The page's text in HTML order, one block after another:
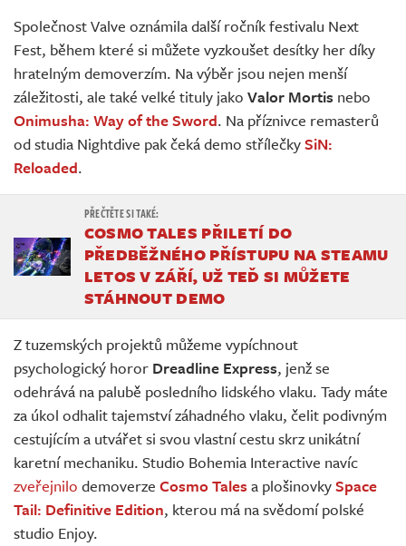
Živě
Společnost Valve oznámila další ročník festivalu Next
Fest, během které si můžete vyzkoušet desítky her díky
hratelným demoverzím. Na výběr jsou nejen menší
záležitosti, ale také velké tituly jako Valor Mortis nebo
Onimusha: Way of the Sword. Na příznivce remasterů
od studia Nightdive pak čeká demo střílečkySiN:
Reloaded.
COSMO TALES PŘILETÍ DO
PŘEDBĚŽNÉHO PŘÍSTUPU NA STEAMU
LETOS V ZÁŘÍ, UŽ TEĎ SI MŮŽETE
STÁHNOUT DEMO
Z tuzemských projektů můžeme vypíchnout
psychologický horor Dreadline Express, jenž se
odehrává na palubě posledního lidského vlaku. Tady máte
za úkol odhalit tajemství záhadného vlaku, čelit podivným
cestujícím a utvářet si svou vlastní cestu skrz unikátní
karetní mechaniku. Studio Bohemia Interactive navíc
zveřejnilo demoverze Cosmo Tales a plošinovkySpace
Tail: Definitive Edition, kterou má na svědomí polské
studio Enjoy.